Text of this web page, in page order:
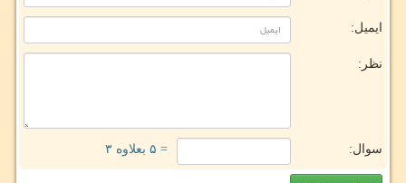
ایمیل:
نظر:
سوال: = ۵ بعلاوه ۳